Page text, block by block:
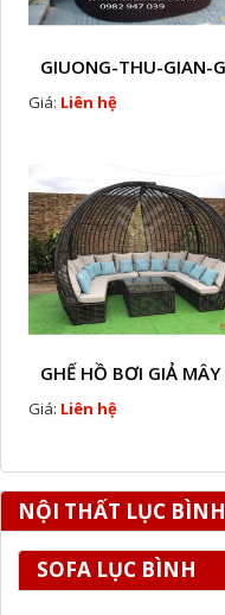
Giá: Liên hệ
Giá: Liên hệ
NỘI THẤT LỤC BÌNH
SOFA LỤC BÌNH